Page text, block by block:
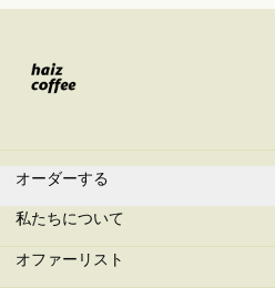
オーダーする
私たちについて
オファーリスト